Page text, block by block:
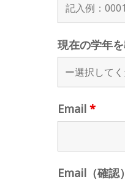
現在の学年
Email *
Email（確認